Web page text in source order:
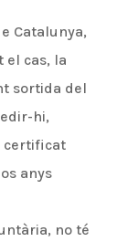
Catalunya,
el cas, la
sortida del
hi,
certificat
anys
no té